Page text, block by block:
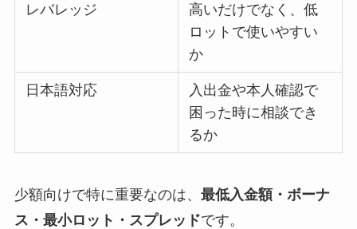
レバレッジ
高いだけでなく、低
ロットで使いやすい
か
日本語対応
入出金や本人確認で
困った時に相談でき
るか
少額向けで特に重要なのは、 最低入金額・ボーナ
ス・最小ロット・スプレッドです。